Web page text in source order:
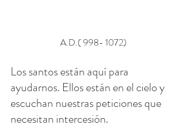
A.D.( 998- 1072)
Los santos están aquí para
ayudarnos. Ellos están en el cielo y
escuchan nuestras peticiones que
necesitan intercesión.